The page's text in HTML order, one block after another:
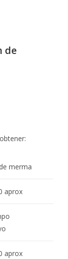
de
merma
aprox
aprox